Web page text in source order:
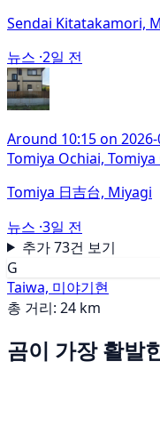
Sendai Kitatakamori,
뉴스 ·2일 전
Around 10:15 on
Tomiya Ochiai,
Tomiya 日吉台, Miyagi
뉴스 ·3일 전
추가 73건 보기
G
Taiwa, 미야기현
총 거리: 24 km
곰이 가장 활발